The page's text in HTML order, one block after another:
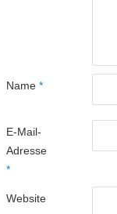
Name *
E-Mail-
Adresse
*
Website